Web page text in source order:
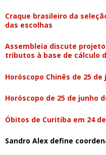
Craque brasileiro da
das escolhas
Assembleia discute
tributos à base de cálculo
Horóscopo Chinês de 25 de
Horóscopo de 25 de junho
Óbitos de Curitiba em 24
Sandro Alex define